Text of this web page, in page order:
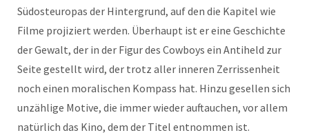
Südosteuropas der Hintergrund, auf den die Kapitel wie
Filme projiziert werden. Überhaupt ist er eine Geschichte
der Gewalt, der in der Figur des Cowboys ein Antiheld zur
Seite gestellt wird, der trotz aller inneren Zerrissenheit
noch einen moralischen Kompass hat. Hinzu gesellen sich
unzählige Motive, die immer wieder auftauchen, vor allem
natürlich das Kino, dem der Titel entnommen ist.